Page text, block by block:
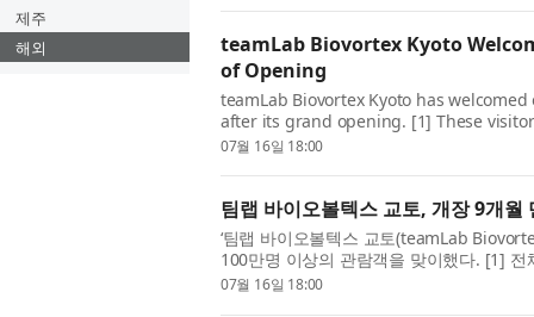
제주
해외
teamLab Biovortex Kyoto
of Opening
teamLab Biovortex Kyoto has
after its grand opening. [1] These
regions. International visitors account
07월 16일 18:00
팀랩 바이오볼텍스 교토, 개장 9개월
‘팀랩 바이오볼텍스 교토(teamLab
100만명 이상의 관람객을 맞이했다. [1]
으며 이 중 외국인 비중은 약 42%를 차지
07월 16일 18:00